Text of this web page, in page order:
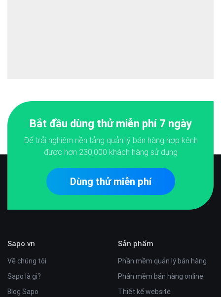
Bắt đầu dùng thử miễn phí 7 ngày
Để trải nghiệm nền tảng quản lý bán hàng hợp kênh
được hơn 230,000 khách hàng sử dụng
Dùng thử miễn phí
Sapo.vn
Về chúng tôi
Sapo là gì?
Blog Sapo
Sản phẩm
Phần mềm quản lý bán hàng
Phần mềm bán hàng online
Thiết kế website